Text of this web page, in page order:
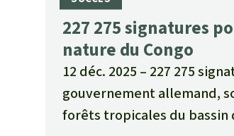
227 275 signatures
nature du Congo
12 déc. 2025
227 275
gouvernement allemand,
forêts tropicales du bassin